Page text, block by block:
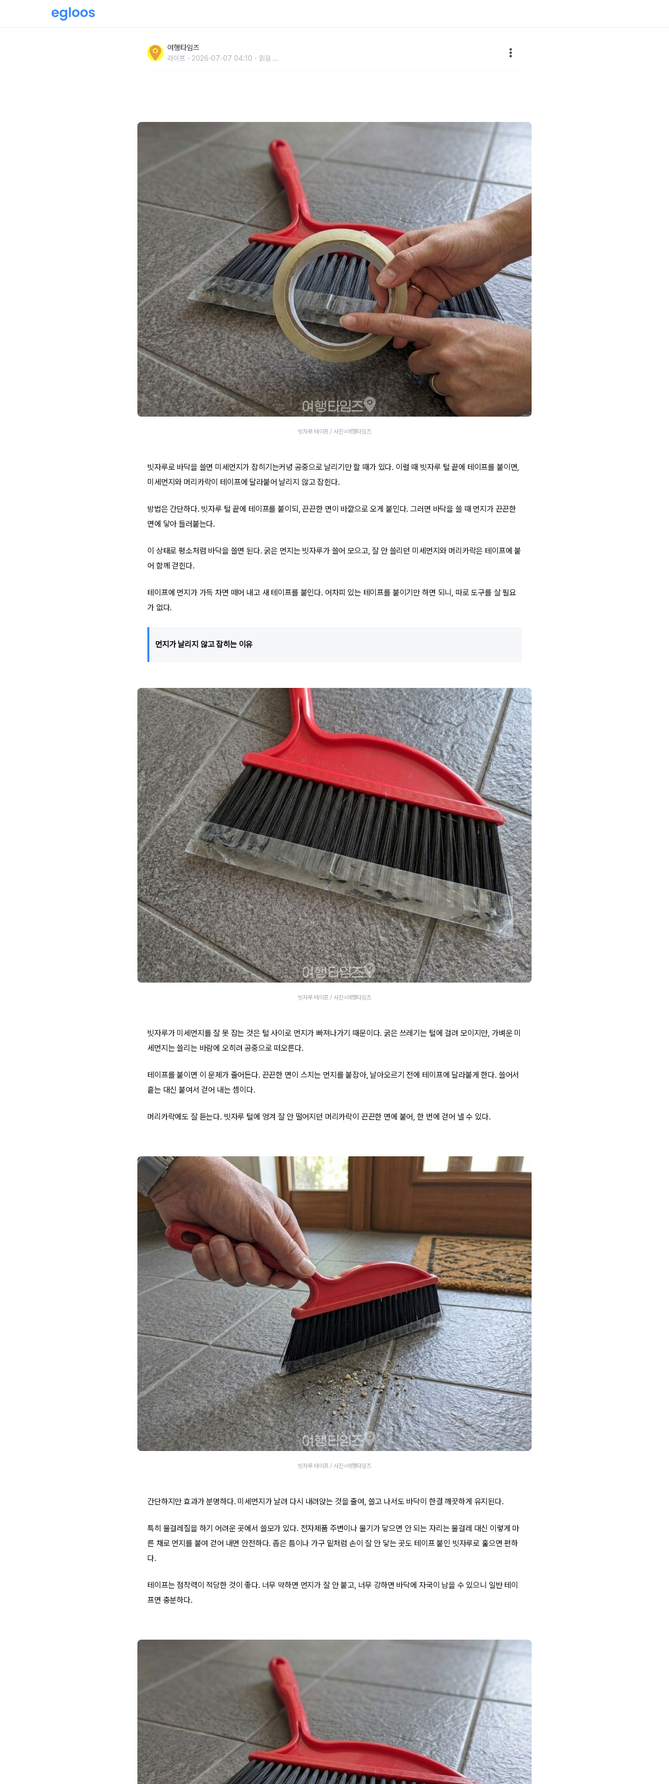
여행타임즈
라이프 2026-07-07 04:10 읽음 ...
빗자루 테이프 / 사진=여행타임즈
빗자루로 바닥을 쓸면 미세먼지가 잡히기는커녕 공중으로 날리기만 할 때가 있다. 이럴 때 빗자루 털 끝에 테이프를 붙이면,
미세먼지와 머리카락이 테이프에 달라붙어 날리지 않고 잡힌다.
방법은 간단하다. 빗자루 털 끝에 테이프를 붙이되, 끈끈한 면이 바깥으로 오게 붙인다. 그러면 바닥을 쓸 때 먼지가 끈끈한
면에 닿아 들러붙는다.
이 상태로 평소처럼 바닥을 쓸면 된다. 굵은 먼지는 빗자루가 쓸어 모으고, 잘 안 쓸리던 미세먼지와 머리카락은 테이프에 붙
어 함께 걷힌다.
테이프에 먼지가 가득 차면 떼어 내고 새 테이프를 붙인다. 어차피 있는 테이프를 붙이기만 하면 되니, 따로 도구를 살 필요
가 없다.
먼지가 날리지 않고 잡히는 이유
빗자루 테이프 / 사진=여행타임즈
빗자루가 미세먼지를 잘 못 잡는 것은 털 사이로 먼지가 빠져나가기 때문이다. 굵은 쓰레기는 털에 걸려 모이지만, 가벼운 미
세먼지는 쓸리는 바람에 오히려 공중으로 떠오른다.
테이프를 붙이면 이 문제가 줄어든다. 끈끈한 면이 스치는 먼지를 붙잡아, 날아오르기 전에 테이프에 달라붙게 한다. 쓸어서
흩는 대신 붙여서 걷어 내는 셈이다.
머리카락에도 잘 듣는다. 빗자루 털에 엉겨 잘 안 떨어지던 머리카락이 끈끈한 면에 붙어, 한 번에 걷어 낼 수 있다.
빗자루 테이프 / 사진=여행타임즈
간단하지만 효과가 분명하다. 미세먼지가 날려 다시 내려앉는 것을 줄여, 쓸고 나서도 바닥이 한결 깨끗하게 유지된다.
특히 물걸레질을 하기 어려운 곳에서 쓸모가 있다. 전자제품 주변이나 물기가 닿으면 안 되는 자리는 물걸레 대신 이렇게 마
른 채로 먼지를 붙여 걷어 내면 안전하다. 좁은 틈이나 가구 밑처럼 손이 잘 안 닿는 곳도 테이프 붙인 빗자루로 훑으면 편하
다.
테이프는 점착력이 적당한 것이 좋다. 너무 약하면 먼지가 잘 안 붙고, 너무 강하면 바닥에 자국이 남을 수 있으니 일반 테이
프면 충분하다.